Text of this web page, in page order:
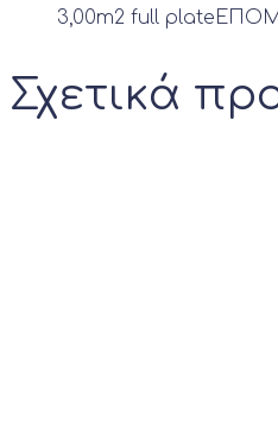
3,00m2 full plate
Σχετικά